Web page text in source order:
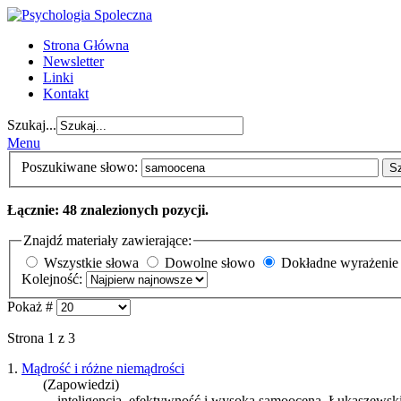
Strona Główna
Newsletter
Linki
Kontakt
Szukaj...
Menu
Poszukiwane słowo:
Łącznie: 48 znalezionych pozycji.
Znajdź materiały zawierające:
Wszystkie słowa
Dowolne słowo
Dokładne wyrażenie
Kolejność:
Pokaż #
Strona 1 z 3
1. Mądrość i różne niemądrości
(Zapowiedzi)